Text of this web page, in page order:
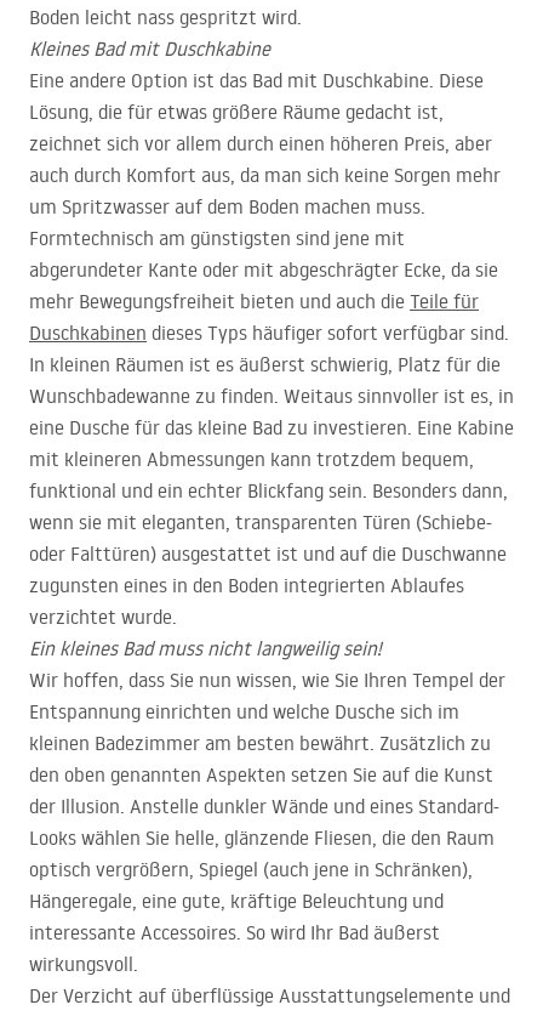
Boden leicht nass gespritzt wird.
Kleines Bad mit Duschkabine
Eine andere Option ist das Bad mit Duschkabine. Diese
Lösung, die für etwas größere Räume gedacht ist,
zeichnet sich vor allem durch einen höheren Preis, aber
auch durch Komfort aus, da man sich keine Sorgen mehr
um Spritzwasser auf dem Boden machen muss.
Formtechnisch am günstigsten sind jene mit
abgerundeter Kante oder mit abgeschrägter Ecke, da sie
mehr Bewegungsfreiheit bieten und auch die Teile für
Duschkabinen dieses Typs häufiger sofort verfügbar sind.
In kleinen Räumen ist es äußerst schwierig, Platz für die
Wunschbadewanne zu finden. Weitaus sinnvoller ist es, in
eine Dusche für das kleine Bad zu investieren. Eine Kabine
mit kleineren Abmessungen kann trotzdem bequem,
funktional und ein echter Blickfang sein. Besonders dann,
wenn sie mit eleganten, transparenten Türen (Schiebe-
oder Falttüren) ausgestattet ist und auf die Duschwanne
zugunsten eines in den Boden integrierten Ablaufes
verzichtet wurde.
Ein kleines Bad muss nicht langweilig sein!
Wir hoffen, dass Sie nun wissen, wie Sie Ihren Tempel der
Entspannung einrichten und welche Dusche sich im
kleinen Badezimmer am besten bewährt. Zusätzlich zu
den oben genannten Aspekten setzen Sie auf die Kunst
der Illusion. Anstelle dunkler Wände und eines Standard-
Looks wählen Sie helle, glänzende Fliesen, die den Raum
optisch vergrößern, Spiegel (auch jene in Schränken),
Hängeregale, eine gute, kräftige Beleuchtung und
interessante Accessoires. So wird Ihr Bad äußerst
wirkungsvoll.
Der Verzicht auf überflüssige Ausstattungselemente und